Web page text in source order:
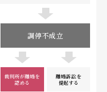
調停不成立
裁判所が離婚を
認める
離婚訴訟を
提起する